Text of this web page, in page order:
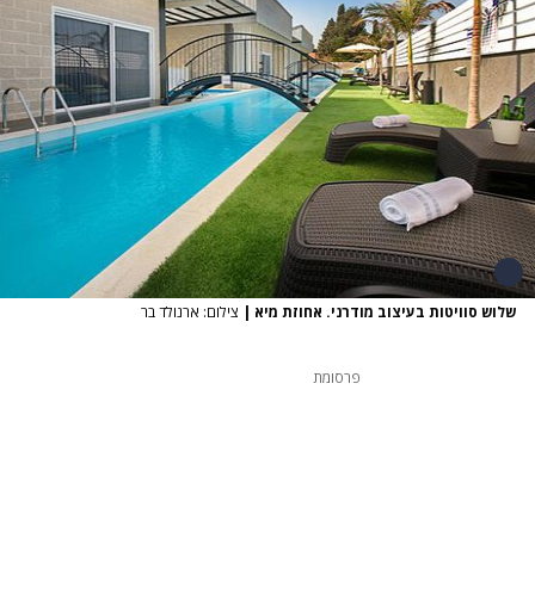
שלוש סוויטות בעיצוב מודרני. אחוזת מיא | צילום: ארנולד בר
פרסומת